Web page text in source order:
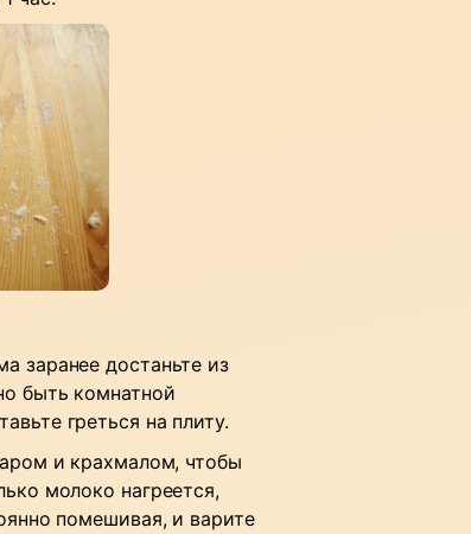
заранее достаньте из
быть комнатной
греться на плиту.
и крахмалом, чтобы
молоко нагреется,
помешивая, и варите